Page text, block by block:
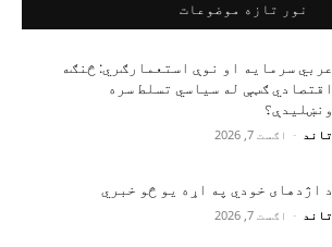
نور تازه موضوعات
عربي سرمایه او نوې استعمارګري: څنګه
اقتصادي ګټې له سیاسي تسلط سره
ونښلیدې؟
تاند - اګست 7, 2026
د اژدهای خودي په اړه یو څو خبري
تاند - اګست 7, 2026